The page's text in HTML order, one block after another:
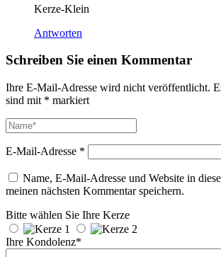
Kerze-Klein
Antworten
Schreiben Sie einen Kommentar
Ihre E-Mail-Adresse wird nicht veröffentlicht.
sind mit * markiert
E-Mail-Adresse *
Name, E-Mail-Adresse und Website in
meinen nächsten Kommentar speichern.
Bitte wählen Sie Ihre Kerze
Ihre Kondolenz*